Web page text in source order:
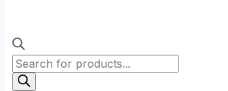
Products
search